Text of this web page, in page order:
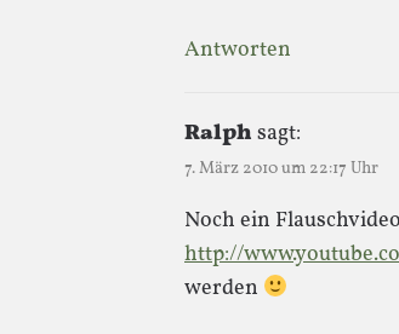
Antworten
Ralph sagt:
7. März 2010 um 22:17 Uhr
Noch ein
http://
werden